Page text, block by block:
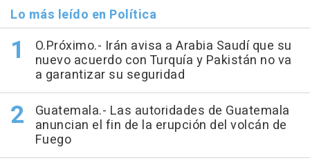
Lo más leído en Política
O.Próximo.- Irán avisa a Arabia Saudí que su
nuevo acuerdo con Turquía y Pakistán no va
a garantizar su seguridad
Guatemala.- Las autoridades de Guatemala
anuncian el fin de la erupción del volcán de
Fuego